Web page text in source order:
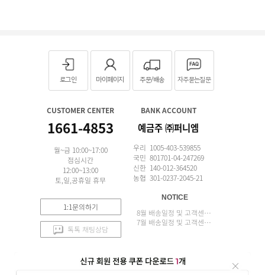
로그인 마이페이지 주문/배송 자주묻는질문
CUSTOMER CENTER
1661-4853
월~금 10:00~17:00
점심시간
12:00~13:00
토,일,공휴일 휴무
1:1문의하기
톡톡 채팅상담
BANK ACCOUNT
예금주 ㈜퍼니엠
우리 1005-403-539855
국민 801701-04-247269
신한 140-012-364520
농협 301-0237-2045-21
NOTICE
8월 배송일정 및 고객센터 업무 안내
7월 배송일정 및 고객센터 업무 안내
APP 설치